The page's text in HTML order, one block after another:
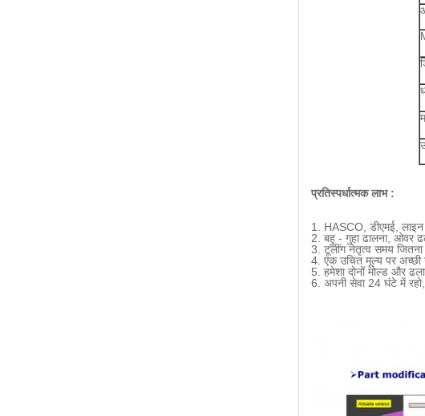
प्रतिस्पर्धात्मक लाभ :
1. HASCO, डीएमई,
2. बहु - गुहा ढालना, ओवर
3. टूलींग नेतृत्व समय
4. एक उचित मूल्य पर अच्छी
5. हमेशा दोनों मोल्ड और
6. अपनी सेवा 24 घंटे में